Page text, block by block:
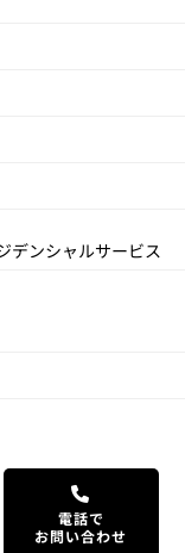
デンシャルサービス
電話で
お問い合わせ